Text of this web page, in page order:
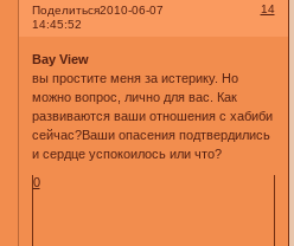
Поделиться 14
2010-06-07
14:45:52
Bay View
вы простите меня за истерику. Но
можно вопрос, лично для вас. Как
развиваются ваши отношения с хабиби
сейчас?Ваши опасения подтвердились
и сердце успокоилось или что?
0